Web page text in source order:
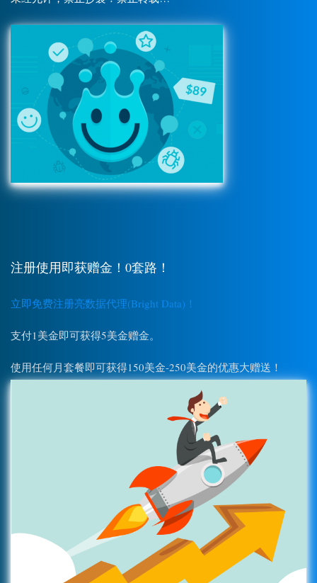
注册使用即获赠金！0套路！
立即免费注册亮数据代理(Bright Data)！
支付1美金即可获得5美金赠金。
使用任何月套餐即可获得150美金-250美金的优惠大赠送！